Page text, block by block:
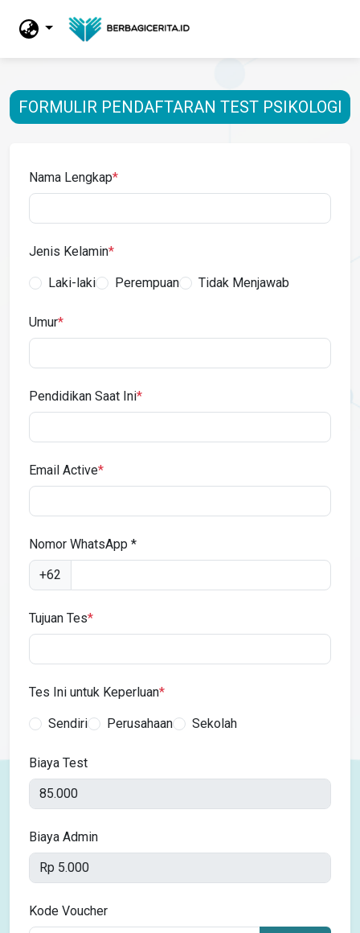
FORMULIR PENDAFTARAN TEST PSIKOLOGI
Nama Lengkap*
Jenis Kelamin*
Laki-laki Perempuan Tidak Menjawab
Umur*
Pendidikan Saat Ini*
Email Active*
Nomor WhatsApp *
+62
Tujuan Tes*
Tes Ini untuk Keperluan*
Sendiri Perusahaan Sekolah
Biaya Test
Biaya Admin
Kode Voucher